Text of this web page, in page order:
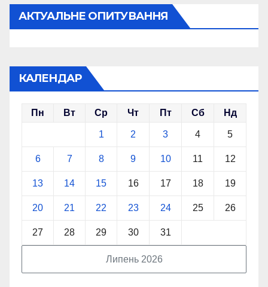
АКТУАЛЬНЕ ОПИТУВАННЯ
КАЛЕНДАР
Липень 2026
Пн Вт Ср Чт Пт Сб Нд
1 2 3 4 5
6 7 8 9 10 11 12
13 14 15 16 17 18 19
20 21 22 23 24 25 26
27 28 29 30 31